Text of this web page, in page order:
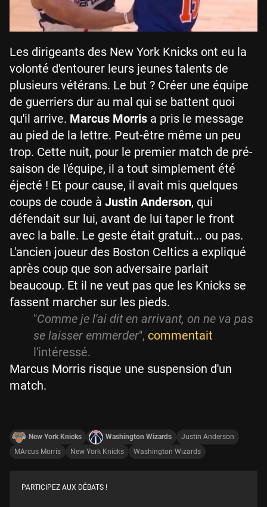
Les dirigeants des New York Knicks ont eu la
volonté d'entourer leurs jeunes talents de
plusieurs vétérans. Le but ? Créer une équipe
de guerriers dur au mal qui se battent quoi
qu'il arrive. Marcus Morris a pris le message
au pied de la lettre. Peut-être même un peu
trop. Cette nuit, pour le premier match de pré-
saison de l'équipe, il a tout simplement été
éjecté ! Et pour cause, il avait mis quelques
coups de coude à Justin Anderson, qui
défendait sur lui, avant de lui taper le front
avec la balle. Le geste était gratuit... ou pas.
L'ancien joueur des Boston Celtics a expliqué
après coup que son adversaire parlait
beaucoup. Et il ne veut pas que les Knicks se
fassent marcher sur les pieds.
"Comme je l'ai dit en arrivant, on ne va pas
se laisser emmerder", commentait
l'intéressé.
Marcus Morris risque une suspension d'un
match.
New York Knicks Washington Wizards
Justin Anderson
MArcus Morris
New York Knicks Washington Wizards
PARTICIPEZ AUX DÉBATS !